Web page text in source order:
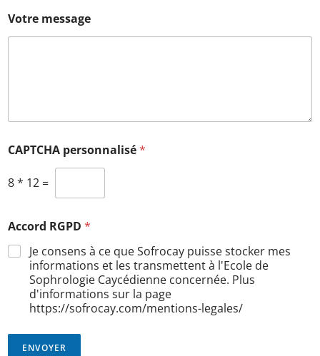
Votre message
CAPTCHA personnalisé*
8* 12 =
Accord RGPD *
Je consens à ce que Sofrocay puisse stocker mes
informations et les transmettent à l'Ecole de
Sophrologie Caycédienne concernée. Plus
d'informations sur la page
https://sofrocay.com/mentions-legales/
ENVOYER